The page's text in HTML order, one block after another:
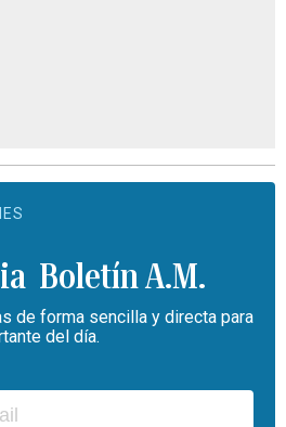
Boletín A.M.
de forma sencilla y directa para
del día.